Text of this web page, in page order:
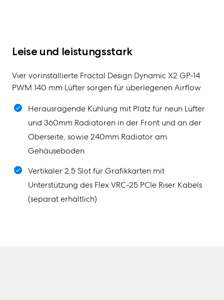
Leise und leistungsstark
Vier vorinstallierte Fractal Design Dynamic X2 GP-14
PWM 140 mm Lüfter sorgen für überlegenen Airflow
Herausragende Kühlung mit Platz für neun Lüfter
und 360mm Radiatoren in der Front und an der
Oberseite, sowie 240mm Radiator am
Gehäuseboden
Vertikaler 2,5 Slot für Grafikkarten mit
Unterstützung des Flex VRC-25 PCIe Riser Kabels
(separat erhältlich)